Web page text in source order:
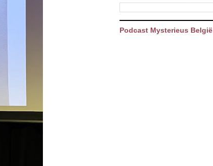
Podcast Mysterieus België